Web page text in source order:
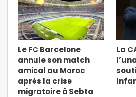
Le FC Barcelone
annule son match
amical au Maroc
après la crise
migratoire à Sebta
La